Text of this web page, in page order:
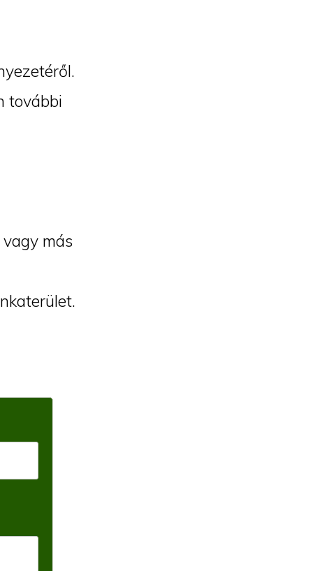
további
más